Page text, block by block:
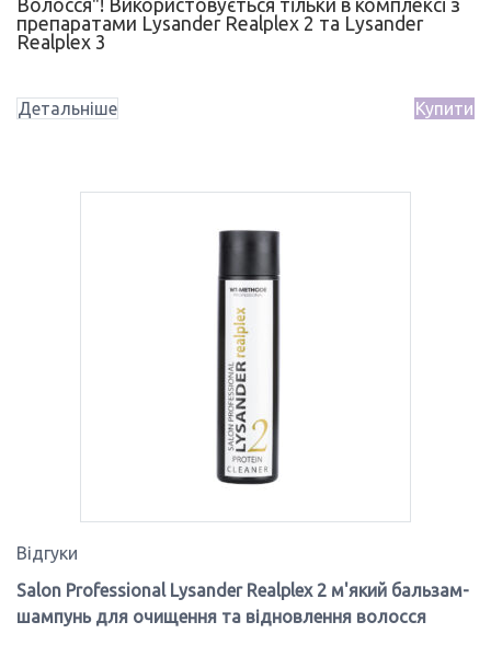
Волосся"! Використовується тільки в комплексі з
препаратами Lysander Realplex 2 та Lysander
Realplex 3
Детальніше Купити
Відгуки
Salon Professional Lysander Realplex 2 м'який бальзам-
шампунь для очищення та відновлення волосся